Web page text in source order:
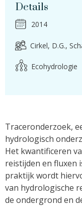
Details
2014
Cirkel, D.G.
Ecohydrologie
Traceronderzoek,
hydrologisch
Het kwantificeren
reistijden en fluxen
praktijk wordt
van hydrologische
de ondergrond en